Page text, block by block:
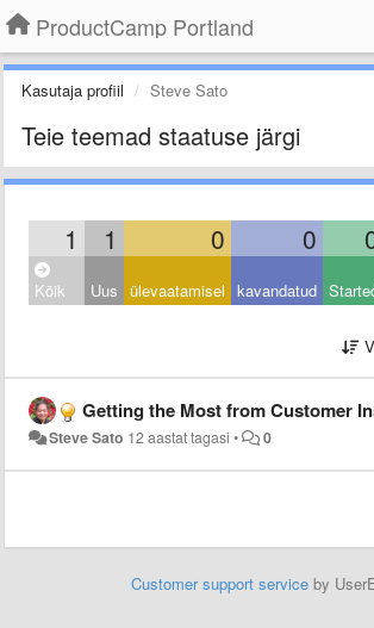
ProductCamp Portland
Kasutaja profiil Steve Sato
Teie teemad staatuse järgi
1 1 0 0
Kõik Uus ülevaatamisel kavandatud
Getting the Most from Customer Insights & Trends in
Steve Sato 12 aastat tagasi • 0
Customer support service by